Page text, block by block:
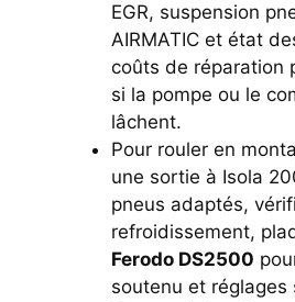
EGR, suspension
AIRMATIC et état
coûts de réparation
si la pompe ou le
lâchent.
Pour rouler en
une sortie à Isola
pneus adaptés,
refroidissement,
Ferodo DS2500
soutenu et réglages